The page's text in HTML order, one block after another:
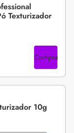
Texturizador
Compre
10g